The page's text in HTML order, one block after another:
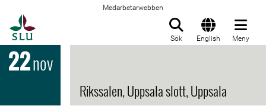
Medarbetarwebben
Sök English Meny
22nov
Rikssalen, Uppsala slott, Uppsala